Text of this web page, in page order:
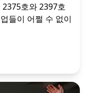
호와 2397호
들이 어쩔 수 없이